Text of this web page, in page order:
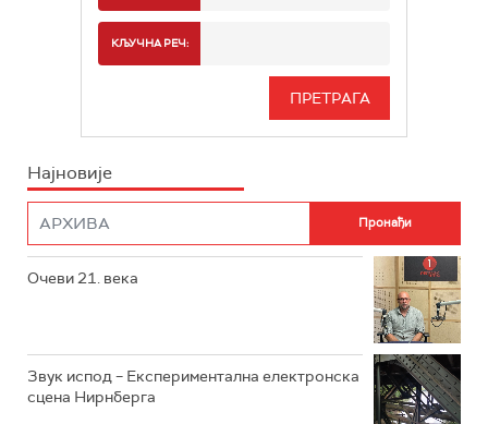
РАДИО БЕОГРАД 3
РАДИО РОКЕНРОЛЕР
РАДИО ЏЕЗЕР
ИНФО
КЉУЧНА РЕЧ:
Најновије
Очеви 21. века
Звук испод – Експериментална електронска
сцена Нирнберга